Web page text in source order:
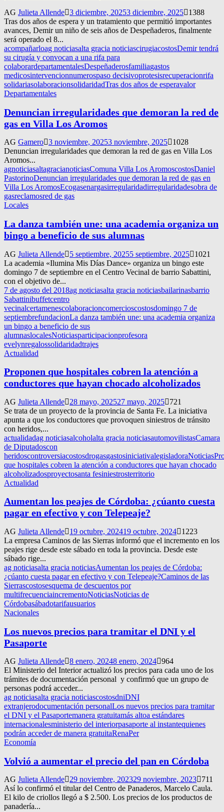
AG Julieta Allende 3 diciembre, 20253 diciembre, 2025
1388
Tras dos años de espera y un tratamiento que permitió importantes
avances, Demir un niño de seis años de Despeñaderos, finalmente
será operado el 8...
acompañarloag noticiasalta gracia noticiascirugiacostosDemir tendrá
su cirugía y convocan a una rifa para
colaborardepartamentalesDespeñaderosfamiliagastos
medicosintervencionnumerospaso decisivoprotesisrecuperacionrifa
solidariasolaboracionsolidaridadTras dos años de esperavalor
Departamentales
Denuncian irregularidades que demoran la red de
gas en Villa Los Aromos
AG Gamero 3 noviembre, 20253 noviembre, 2025
1028
Denuncian irregularidades que demoran la red de gas en Villa Los
Aromos...
agnoticiasaltagracianoticiasComuna Villa Los AromoscostosDaniel
PastorinoDenuncian irregularidades que demoran la red de gas en
Villa Los AromosEcogasenargasirregularidadirregularidadesobra de
gasreclamosred de gas
Locales
La danza también une: una academia organiza un
bingo a beneficio de sus alumnas
AG Julieta Allende 5 septiembre, 20255 septiembre, 2025
1021
La academia «Ilumina Mis Días Dance» organiza un bingo este
domingo 7 de septiembre en el Centro Vecinal de barrio Sabattini,
con el objetivo de...
7 de agosto del 2018ag noticiasalta gracia noticiasbailarinasbarrio
Sabattinibuffetcentro
vecinalcertamenescolaboracioncomercioscostosdomingo 7 de
septiembrefundacionLa danza también une: una academia organiza
un bingo a beneficio de sus
alumnaslocalesNoticiasparticipacionprofesora
evelynregalossolidaridadtrajes
Actualidad
Proponen que hospitales cobren la atención a
conductores que hayan chocado alcoholizados
AG Julieta Allende 28 mayo, 202527 mayo, 2025
721
Se trata de un proyecto de la provincia de Santa Fe. La iniciativa
apunta a que los conductores que provoquen siniestros de tránsito
con heridos,...
actualidadag noticiasalcoholalta gracia noticiasautomovilistasCamara
de Diputadoscon
heridoscontroversiacostosdrogasgastosiniciativalegisladoraNoticias
que hospitales cobren la atención a conductores que hayan chocado
alcoholizadosproyectosanta fesiniestrosterritorio
Actualidad
Aumentan los peajes de Córdoba: ¿cúanto cuesta
pagar en efectivo y con Telepeaje?
AG Julieta Allende 19 octubre, 202419 octubre, 2024
1223
La empresa Caminos de las Sierras informó que el incremento en los
peajes rige desde este sábado en toda la provincia. Desde este
sábado rige...
ag noticiasalta gracia noticiasAumentan los peajes de Córdoba:
¿cúanto cuesta pagar en efectivo y con Telepeaje?Caminos de las
Sierrascostosesquema de descuentos por
multifrecuenciaincrementoNoticiasNoticias de
Córdobasábadotarifausuarios
Nacionales
Los nuevos precios para tramitar el DNI y el
Pasaporte
AG Julieta Allende 8 enero, 20248 enero, 2024 964
El Ministerio del Interior actualizó los precios para cada uno de los
trámites de documentación personal y confirmó que un grupo de
personas podrá acceder...
ag noticiasalta gracia noticiascostosdniDNI
extranjerodocumentación personalLos nuevos precios para tramitar
el DNI y el Pasaportemanera gratuitamás altoa estándares
internacionalesministerio del interiorpasaporte al instantequienes
podrán acceder de manera gratuitaRenaPer
Economía
Volvió a aumentar el precio del pan en Córdoba
AG Julieta Allende 29 noviembre, 202329 noviembre, 2023
711
Así lo confirmó el titular del Centro de Panaderos, Marcelo Caula.
El kilo de criollos llegó a $ 2.500. Los precios de los productos de
panadería...